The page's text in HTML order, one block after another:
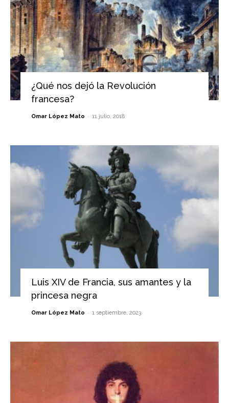
¿Qué nos dejó la Revolución
francesa?
Omar López Mato - 11 julio, 2018
Luis XIV de Francia, sus amantes y la
princesa negra
Omar López Mato - 1 septiembre, 2023